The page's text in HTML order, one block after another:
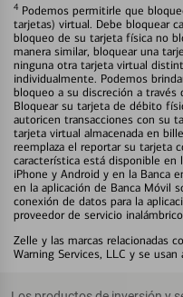
4 Podemos permitirle que
tarjetas) virtual. Debe bloquear
bloqueo de su tarjeta física no
manera similar, bloquear una
ninguna otra tarjeta virtual
individualmente. Podemos
bloqueo a su discreción a través
Bloquear su tarjeta de débito
autoricen transacciones con su
tarjeta virtual almacenada en
reemplaza el reportar su tarjeta
característica está disponible en
iPhone y Android y en la Banca
en la aplicación de Banca Móvil
conexión de datos para la
proveedor de servicio
Zelle y las marcas relacionadas
Warning Services, LLC y se usan